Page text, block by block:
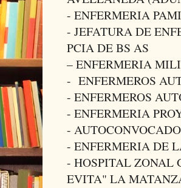
- ENFERMERIA PAMI
- JEFATURA DE
PCIA DE BS AS
– ENFERMERIA
- ENFERMEROS
- ENFERMEROS
- ENFERMERIA
-
- ENFERMERIA DE
- HOSPITAL ZONAL
EVITA" LA